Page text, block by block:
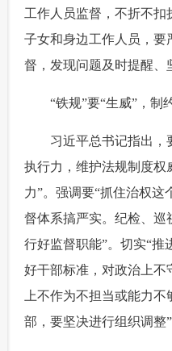
工作人员监督，不折不扣
子女和身边工作人员，要
督，发现问题及时提醒、
“铁规”要“生威”，制约
习近平总书记指出，
执行力，维护法规制度
力”。强调要“抓住治权这
督体系搞严实。纪检、巡
行好监督职能”。切实“推
好干部标准，对政治上
上不作为不担当或能力
部，要坚决进行组织调整”